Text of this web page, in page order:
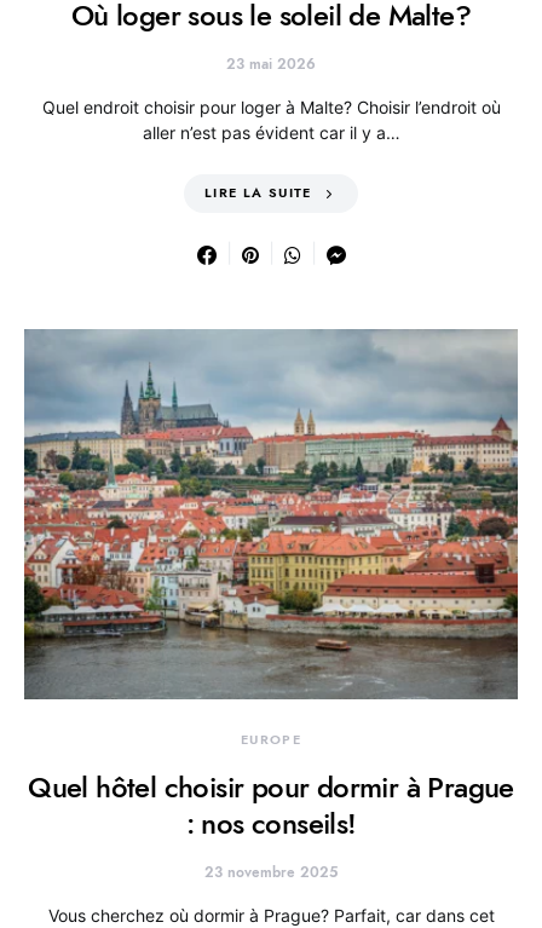
Où loger sous le soleil de Malte?
23 mai 2026
Quel endroit choisir pour loger à Malte? Choisir l’endroit où
aller n’est pas évident car il y a…
LIRE LA SUITE
EUROPE
Quel hôtel choisir pour dormir à Prague
: nos conseils!
23 novembre 2025
Vous cherchez où dormir à Prague? Parfait, car dans cet